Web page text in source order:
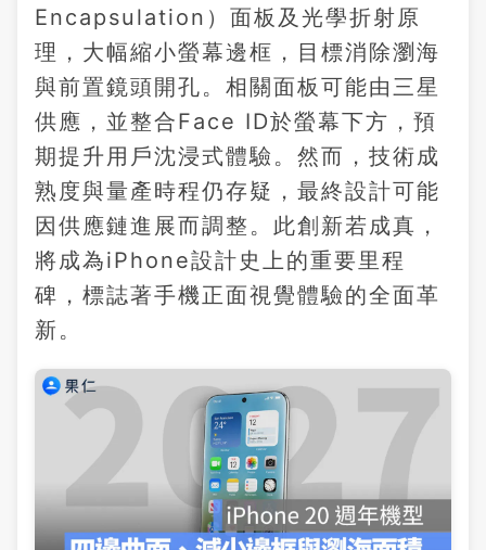
Encapsulation）面板及光學折射原
理，大幅縮小螢幕邊框，目標消除瀏海
與前置鏡頭開孔。相關面板可能由三星
供應，並整合Face ID於螢幕下方，預
期提升用戶沈浸式體驗。然而，技術成
熟度與量產時程仍存疑，最終設計可能
因供應鏈進展而調整。此創新若成真，
將成為iPhone設計史上的重要里程
碑，標誌著手機正面視覺體驗的全面革
新。